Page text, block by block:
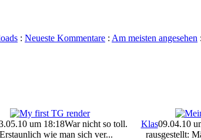
: Neueste Kommentare : Am meisten angesehen :
um 18:18War nicht so toll.
wie man sich ver...
Klas09.04.10
rausgestellt: